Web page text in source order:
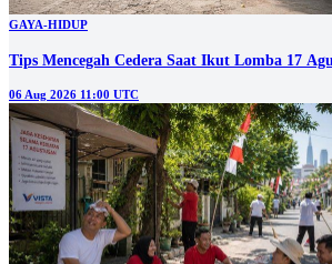
GAYA-HIDUP
Tips Mencegah Cedera Saat Ikut Lomba 17
06 Aug 2026 11:00 UTC